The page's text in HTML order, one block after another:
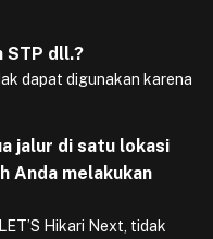
STP dll.?
dapat digunakan karena
jalur di satu lokasi
Anda melakukan
Hikari Next, tidak